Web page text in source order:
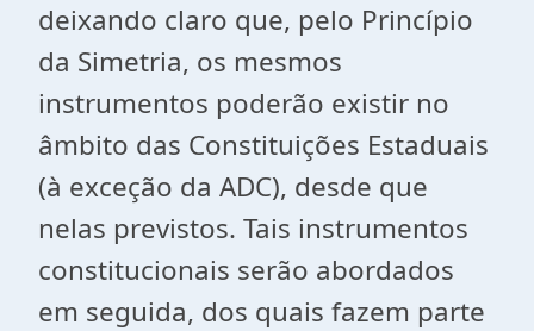
deixando claro que, pelo Princípio
da Simetria, os mesmos
instrumentos poderão existir no
âmbito das Constituições Estaduais
(à exceção da ADC), desde que
nelas previstos. Tais instrumentos
constitucionais serão abordados
em seguida, dos quais fazem parte